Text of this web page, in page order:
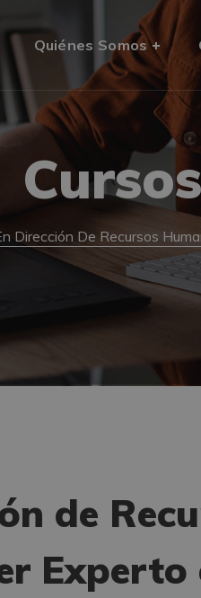
Quiénes Somos
Dirección De Recursos
de
Experto